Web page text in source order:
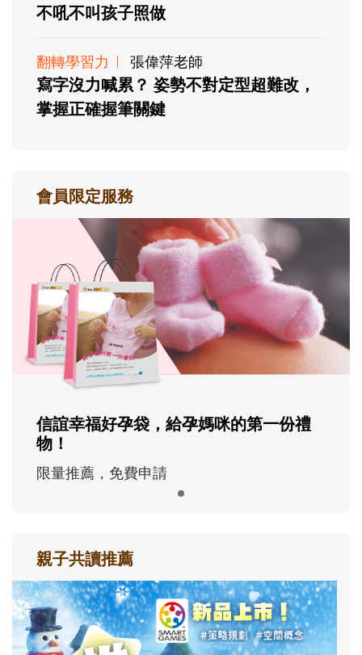
不吼不叫孩子照做
翻轉學習力 張偉萍老師
寫字沒力喊累？ 姿勢不對定型超難改，
掌握正確握筆關鍵
會員限定服務
信誼幸福好孕袋，給孕媽咪的第一份禮
物！
限量推薦，免費申請
親子共讀推薦